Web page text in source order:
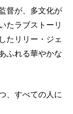
督が、多文化が
たラブストーリ
たリリー・ジェ
ふれる華やかな
、すべての人に